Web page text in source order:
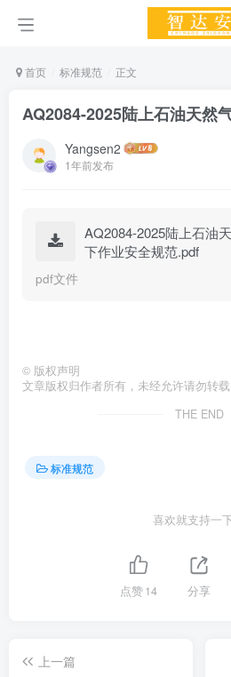
首页 标准规范 正文
AQ2084-2025陆上石油天然
Yangsen2
1年前发布
AQ2084-2025陆上石油
下作业安全规范.pdf
pdf文件
© 版权声明
文章版权归作者所有，未经允许请勿转载
THE END
标准规范
喜欢就支持一
点赞14 分享
上一篇